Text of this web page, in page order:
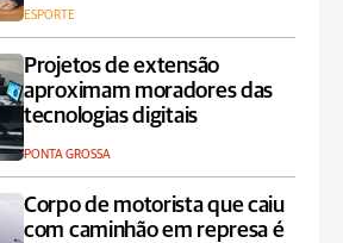
ESPORTE
Projetos de extensão
aproximam moradores das
tecnologias digitais
PONTA GROSSA
Corpo de motorista que caiu
com caminhão em represa é